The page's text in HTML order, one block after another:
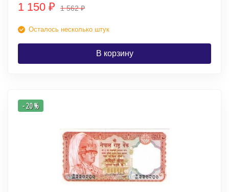
1 150 ₽ 1 562₽
Осталось несколько штук
В корзину
- 20 %